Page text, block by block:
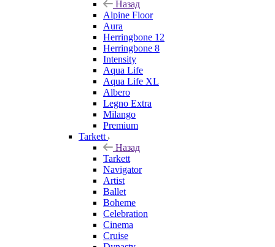
Назад
Alpine Floor
Aura
Herringbone 12
Herringbone 8
Intensity
Aqua Life
Aqua Life XL
Albero
Legno Extra
Milango
Premium
Tarkett
Назад
Tarkett
Navigator
Artist
Ballet
Boheme
Celebration
Cinema
Cruise